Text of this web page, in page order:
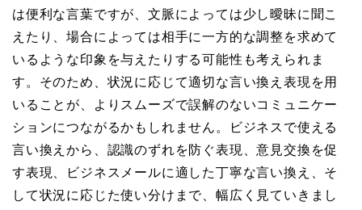
は便利な言葉ですが、文脈によっては少し曖昧に聞こ
えたり、場合によっては相手に一方的な調整を求めて
いるような印象を与えたりする可能性も考えられま
す。そのため、状況に応じて適切な言い換え表現を用
いることが、よりスムーズで誤解のないコミュニケー
ションにつながるかもしれません。ビジネスで使える
言い換えから、認識のずれを防ぐ表現、意見交換を促
す表現、ビジネスメールに適した丁寧な言い換え、そ
して状況に応じた使い分けまで、幅広く見ていきまし